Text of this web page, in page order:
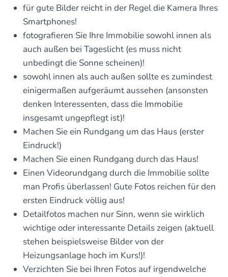
für gute Bilder reicht in der Regel die Kamera Ihres
Smartphones!
fotografieren Sie Ihre Immobilie sowohl innen als
auch außen bei Tageslicht (es muss nicht
unbedingt die Sonne scheinen)!
sowohl innen als auch außen sollte es zumindest
einigermaßen aufgeräumt aussehen (ansonsten
denken Interessenten, dass die Immobilie
insgesamt ungepflegt ist)!
Machen Sie ein Rundgang um das Haus (erster
Eindruck!)
Machen Sie einen Rundgang durch das Haus!
Einen Videorundgang durch die Immobilie sollte
man Profis überlassen! Gute Fotos reichen für den
ersten Eindruck völlig aus!
Detailfotos machen nur Sinn, wenn sie wirklich
wichtige oder interessante Details zeigen (aktuell
stehen beispielsweise Bilder von der
Heizungsanlage hoch im Kurs!)!
Verzichten Sie bei Ihren Fotos auf irgendwelche